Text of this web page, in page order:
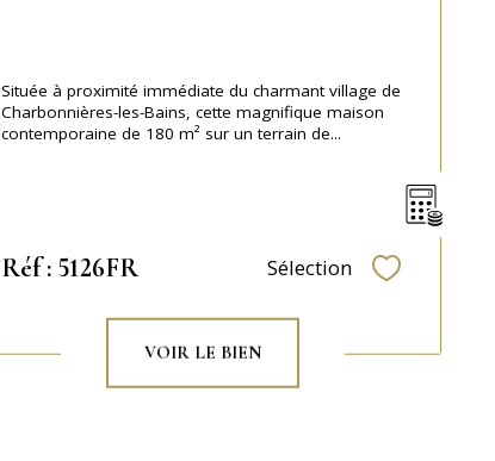
Située à proximité immédiate du charmant village de
Charbonnières-les-Bains, cette magnifique maison
contemporaine de 180 m² sur un terrain de...
Réf : 5126FR Sélection Sélectionner
VOIR LE BIEN